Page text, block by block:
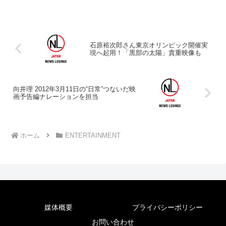
石原裕次郎さん東京オリンピック開催実
現へ起用！「黒部の太陽」貴重映像も
向井理 2012年3月11日の“日常”つないだ映
画予告編ナレーションを担当
ホーム ENTERTAINMENT
媒体概要
プライバシーポリシー
お問い合わせ